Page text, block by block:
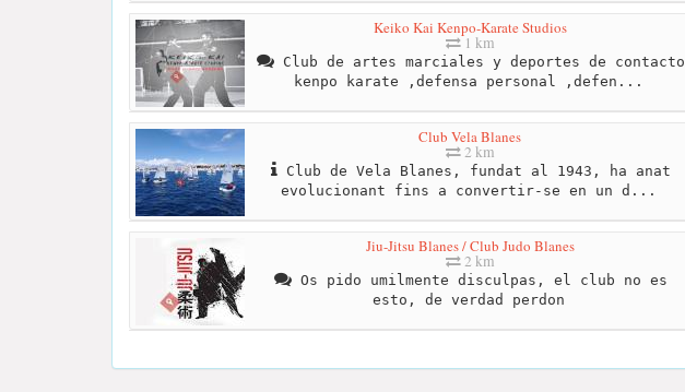
Keiko Kai Kenpo-Karate Studios
1 km
Club de artes marciales y deportes de contacto
kenpo karate ,defensa personal ,defen...
Club Vela Blanes
2 km
Club de Vela Blanes, fundat al 1943, ha anat
evolucionant fins a convertir-se en un d...
Jiu-Jitsu Blanes / Club Judo Blanes
2 km
Os pido umilmente disculpas, el club no es
esto, de verdad perdon